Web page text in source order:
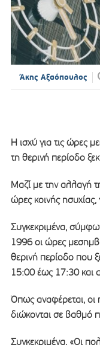
Άκης Αξαόπουλος
Η ισχύ για τις ώρες
τη θερινή περίοδο
Μαζί με την αλλαγή
ώρες κοινής ησυχίας,
Συγκεκριμένα,
1996 οι ώρες
θερινή περίοδο που
15:00 έως 17:30 και
Όπως αναφέρεται, οι
διώκονται σε βαθμό
Συγκεκριμένα, «Οι